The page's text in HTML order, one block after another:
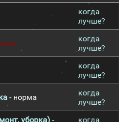
когда
лучше?
когда
лучше?
когда
лучше?
- норма
когда
лучше?
уборка) -
когда